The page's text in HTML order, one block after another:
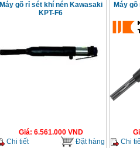
Máy gõ rỉ sét khí nén Kawasaki
KPT-F6
Giá: 6.561.000VND
Chi tiết
Đặt hàng
Máy
Chi